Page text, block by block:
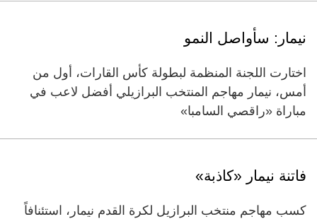
نيمار: سأواصل النمو
اختارت اللجنة المنظمة لبطولة كأس القارات، أول من
أمس، نيمار مهاجم المنتخب البرازيلي أفضل لاعب في
مباراة «راقصي السامبا»
فاتنة نيمار «كاذبة»
كسب مهاجم منتخب البرازيل لكرة القدم نيمار، استئنافاً